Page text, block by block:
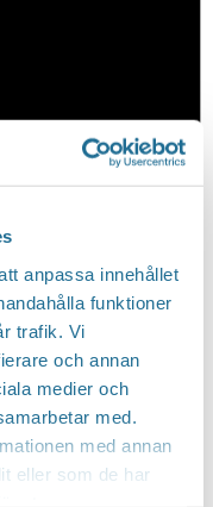
anpassa innehållet
funktioner
trafik. Vi
och annan
medier och
med.
med annan
eller som de har